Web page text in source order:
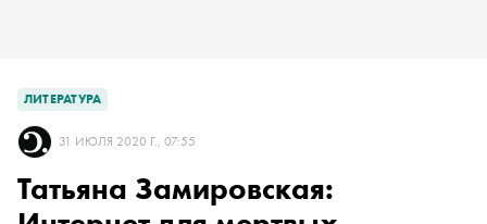
ЛИТЕРАТУРА
31 ИЮЛЯ 2020 Г., 07:55
Татьяна Замировская: